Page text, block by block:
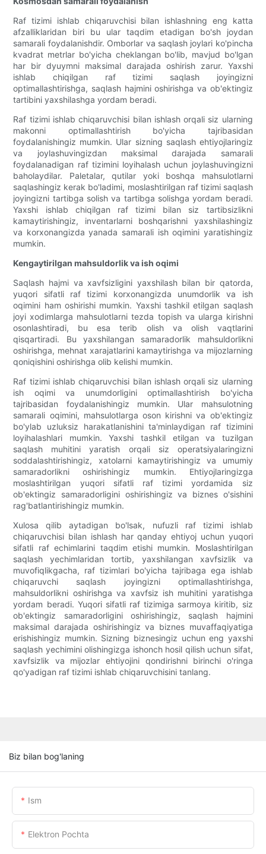
Raf tizimi ishlab chiqaruvchisi bilan ishlashning eng katta
afzalliklaridan biri bu ular taqdim etadigan bo'sh joydan
samarali foydalanishdir. Omborlar va saqlash joylari ko'pincha
kvadrat metrlar bo'yicha cheklangan bo'lib, mavjud bo'lgan
har bir dyuymni maksimal darajada oshirish zarur. Yaxshi
ishlab chiqilgan raf tizimi saqlash joyingizni
optimallashtirishga, saqlash hajmini oshirishga va ob'ektingiz
tartibini yaxshilashga yordam beradi.
Raf tizimi ishlab chiqaruvchisi bilan ishlash orqali siz ularning
makonni optimallashtirish bo'yicha tajribasidan
foydalanishingiz mumkin. Ular sizning saqlash ehtiyojlaringiz
va joylashuvingizdan maksimal darajada samarali
foydalanadigan raf tizimini loyihalash uchun joylashuvingizni
baholaydilar. Paletalar, qutilar yoki boshqa mahsulotlarni
saqlashingiz kerak bo'ladimi, moslashtirilgan raf tizimi saqlash
joyingizni tartibga solish va tartibga solishga yordam beradi.
Yaxshi ishlab chiqilgan raf tizimi bilan siz tartibsizlikni
kamaytirishingiz, inventarlarni boshqarishni yaxshilashingiz
va korxonangizda yanada samarali ish oqimini yaratishingiz
mumkin.
Kengaytirilgan mahsuldorlik va ish oqimi
Saqlash hajmi va xavfsizligini yaxshilash bilan bir qatorda,
yuqori sifatli raf tizimi korxonangizda unumdorlik va ish
oqimini ham oshirishi mumkin. Yaxshi tashkil etilgan saqlash
joyi xodimlarga mahsulotlarni tezda topish va ularga kirishni
osonlashtiradi, bu esa terib olish va olish vaqtlarini
qisqartiradi. Bu yaxshilangan samaradorlik mahsuldorlikni
oshirishga, mehnat xarajatlarini kamaytirishga va mijozlarning
qoniqishini oshirishga olib kelishi mumkin.
Raf tizimi ishlab chiqaruvchisi bilan ishlash orqali siz ularning
ish oqimi va unumdorligini optimallashtirish bo'yicha
tajribasidan foydalanishingiz mumkin. Ular mahsulotning
samarali oqimini, mahsulotlarga oson kirishni va ob'ektingiz
bo'ylab uzluksiz harakatlanishini ta'minlaydigan raf tizimini
loyihalashlari mumkin. Yaxshi tashkil etilgan va tuzilgan
saqlash muhitini yaratish orqali siz operatsiyalaringizni
soddalashtirishingiz, xatolarni kamaytirishingiz va umumiy
samaradorlikni oshirishingiz mumkin. Ehtiyojlaringizga
moslashtirilgan yuqori sifatli raf tizimi yordamida siz
ob'ektingiz samaradorligini oshirishingiz va biznes o'sishini
rag'batlantirishingiz mumkin.
Xulosa qilib aytadigan bo'lsak, nufuzli raf tizimi ishlab
chiqaruvchisi bilan ishlash har qanday ehtiyoj uchun yuqori
sifatli raf echimlarini taqdim etishi mumkin. Moslashtirilgan
saqlash yechimlaridan tortib, yaxshilangan xavfsizlik va
muvofiqlikgacha, raf tizimlari bo'yicha tajribaga ega ishlab
chiqaruvchi saqlash joyingizni optimallashtirishga,
mahsuldorlikni oshirishga va xavfsiz ish muhitini yaratishga
yordam beradi. Yuqori sifatli raf tizimiga sarmoya kiritib, siz
ob'ektingiz samaradorligini oshirishingiz, saqlash hajmini
maksimal darajada oshirishingiz va biznes muvaffaqiyatiga
erishishingiz mumkin. Sizning biznesingiz uchun eng yaxshi
saqlash yechimini olishingizga ishonch hosil qilish uchun sifat,
xavfsizlik va mijozlar ehtiyojini qondirishni birinchi o'ringa
qo'yadigan raf tizimi ishlab chiqaruvchisini tanlang.
Biz bilan bog'laning
Ism
Elektron Pochta